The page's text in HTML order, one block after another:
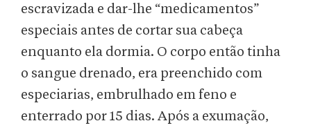
escravizada e dar-lhe “medicamentos”
especiais antes de cortar sua cabeça
enquanto ela dormia. O corpo então tinha
o sangue drenado, era preenchido com
especiarias, embrulhado em feno e
enterrado por 15 dias. Após a exumação,